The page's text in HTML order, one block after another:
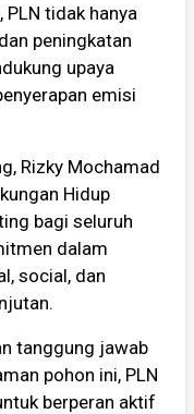
tidak hanya
peningkatan
upaya
emisi
Rizky Mochamad
Hidup
bagi seluruh
dalam
social, dan
tanggung jawab
pohon ini, PLN
berperan aktif